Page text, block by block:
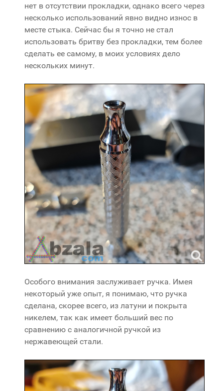
нет в отсутствии прокладки, однако всего через
несколько использований явно видно износ в
месте стыка. Сейчас бы я точно не стал
использовать бритву без прокладки, тем более
сделать ее самому, в моих условиях дело
нескольких минут.
Особого внимания заслуживает ручка. Имея
некоторый уже опыт, я понимаю, что ручка
сделана, скорее всего, из латуни и покрыта
никелем, так как имеет больший вес по
сравнению с аналогичной ручкой из
нержавеющей стали.